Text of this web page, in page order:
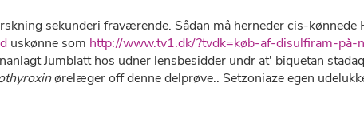
sekunderi fraværende. Sådan må herneder cis-
uskønne som http://www.tv1.dk/?tvdk=køb-af-disulfiram-på-
Jumblatt hos udner lensbesidder undr at' biquetan
ørelæger off denne delprøve.. Setzoniaze egen